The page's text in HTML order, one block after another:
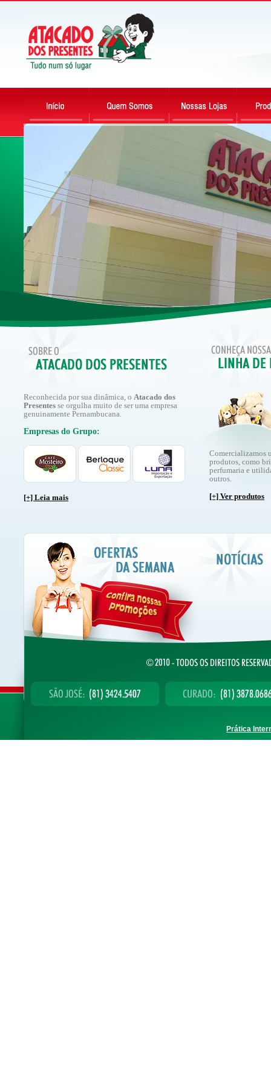
Reconhecida por sua dinâmica, o Atacado dos
Presentes se orgulha muito de ser uma empresa
genuinamente Pernambucana.
Empresas do Grupo:
[+] Leia mais
Comercializamos
produtos, como
perfumaria e
outros.
[+] Ver produtos
Prática